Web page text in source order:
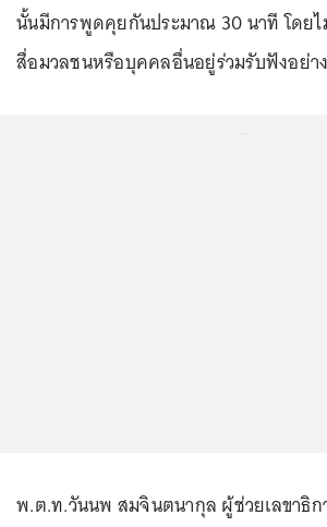
นั้นมีการพูดคุยกันประมาณ 30 นาที โดย
สื่อมวลชนหรือบุคคลอื่นอยู่ร่วมรับฟังอย่า
พ.ต.ท.วันนพ สมจินตนากุล ผู้ช่วยเลขาธิก